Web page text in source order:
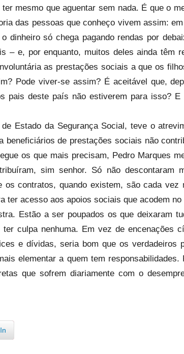
mesmo que aguentar sem nada. É que o
das pessoas que conheço vivem assim:
dinheiro só chega pagando rendas por
– e, por enquanto, muitos deles ainda têm
as prestações sociais a que os
Pode viver-se assim? É aceitável que,
pais deste país não estiverem para isso? E
Estado da Segurança Social, teve o
beneficiários de prestações sociais não
os que mais precisam, Pedro Marques
sim senhor. Só não descontaram
os contratos, quando existem, são cada
ter acesso aos apoios sociais que acodem no
Estão a ser poupados os que deixaram
ter culpa nenhuma. Em vez de encenações
e dívidas, seria bom que os verdadeiros
elementar a quem tem responsabilidades.
que sofrem diariamente com o